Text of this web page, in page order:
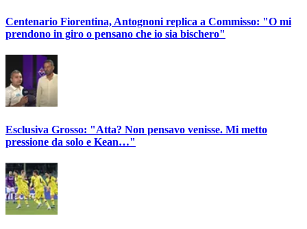
Centenario Fiorentina, Antognoni replica a Commisso: "O mi
prendono in giro o pensano che io sia bischero"
Esclusiva Grosso: "Atta? Non pensavo venisse. Mi metto
pressione da solo e Kean…"